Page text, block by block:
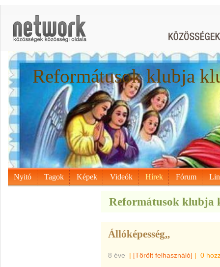
Reformátusok klubja
Nyitó Tagok Képek Videók Hírek Fórum
Reformátusok klubja
Állóképesség,,
8 éve | [Törölt felhasználó] | 0